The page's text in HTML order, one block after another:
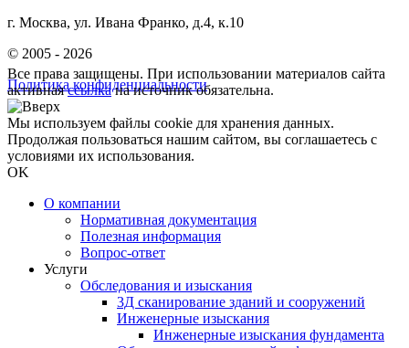
г. Москва, ул. Ивана Франко, д.4, к.10
© 2005 - 2026
Политика конфиденциальности
Все права защищены. При использовании материалов сайта
активнаяссылкана источник обязательна.
Мы используем файлы cookie для хранения данных.
Продолжая пользоваться нашим сайтом, вы соглашаетесь с
условиями их использования.
OK
О компании
Нормативная документация
Полезная информация
Вопрос-ответ
Услуги
Обследования и изыскания
3Д сканирование зданий и сооружений
Инженерные изыскания
Инженерные изыскания фундамента